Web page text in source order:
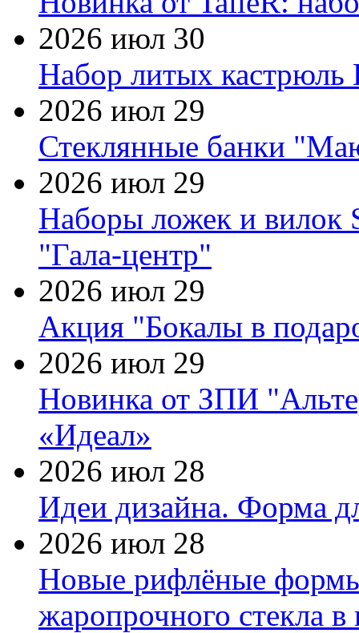
2026 июл 30
Набор литых кастрюль
2026 июл 29
Стеклянные банки
2026 июл 29
Наборы ложек и вилок
"Гала-центр"
2026 июл 29
Акция "Бокалы в
2026 июл 29
Новинка от ЗПИ
«Идеал»
2026 июл 28
Идеи дизайна. Форма
2026 июл 28
Новые рифлёные формы
жаропрочного стекла